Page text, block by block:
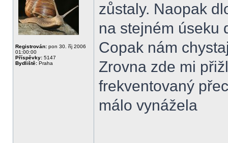
Registrován: pon 30. říj 2006
01:00:00
Příspěvky: 5147
Bydliště: Praha
zůstaly. Naopak
na stejném úseku
Copak nám
Zrovna zde mi
frekventovaný
málo vynážela